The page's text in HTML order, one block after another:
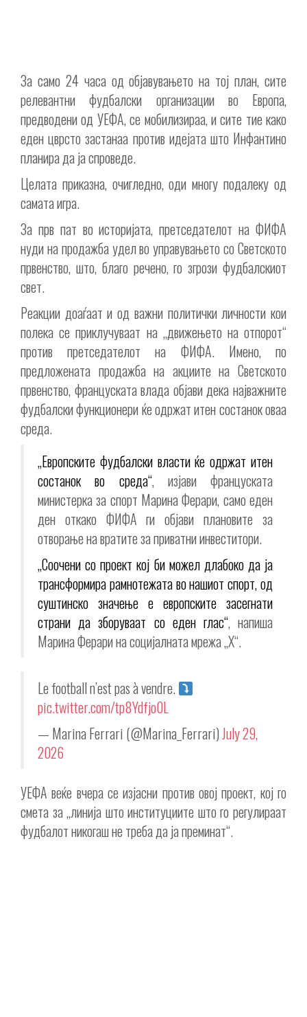
За само 24 часа од објавувањето на тој план, сите
релевантни фудбалски организации во Европа,
предводени од УЕФА, се мобилизираа, и сите тие како
еден цврсто застанаа против идејата што Инфантино
планира да ја спроведе.
Целата приказна, очигледно, оди многу подалеку од
самата игра.
За прв пат во историјата, претседателот на ФИФА
нуди на продажба удел во управувањето со Светското
првенство, што, благо речено, го згрози фудбалскиот
свет.
Реакции доаѓаат и од важни политички личности кои
полека се приклучуваат на „движењето на отпорот“
против претседателот на ФИФА. Имено, по
предложената продажба на акциите на Светското
првенство, француската влада објави дека најважните
фудбалски функционери ќе одржат итен состанок оваа
среда.
„Европските фудбалски власти ќе одржат итен
состанок во среда“, изјави француската
министерка за спорт Марина Ферари, само еден
ден откако ФИФА ги објави плановите за
отворање на вратите за приватни инвеститори.
„Соочени со проект кој би можел длабоко да ја
трансформира рамнотежата во нашиот спорт, од
суштинско значење е европските засегнати
страни да зборуваат со еден глас“, напиша
Марина Ферари на социјалната мрежа „X“.
Le football n’est pas à vendre.
pic.twitter.com/tp8Ydfjo0L
— Marina Ferrari (@Marina_Ferrari) July 29,
2026
УЕФА веќе вчера се изјасни против овој проект, кој го
смета за „линија што институциите што го регулираат
фудбалот никогаш не треба да ја преминат“.